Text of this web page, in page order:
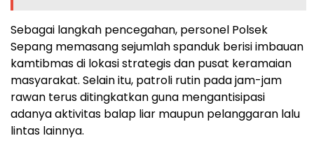
Sebagai langkah pencegahan, personel Polsek
Sepang memasang sejumlah spanduk berisi imbauan
kamtibmas di lokasi strategis dan pusat keramaian
masyarakat. Selain itu, patroli rutin pada jam-jam
rawan terus ditingkatkan guna mengantisipasi
adanya aktivitas balap liar maupun pelanggaran lalu
lintas lainnya.